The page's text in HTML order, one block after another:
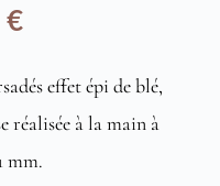
€
effet épi de blé,
réalisée à la main à
mm.